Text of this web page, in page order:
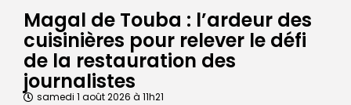
Magal de Touba : l’ardeur des
cuisinières pour relever le défi
de la restauration des
journalistes
samedi 1 août 2026 à 11h21